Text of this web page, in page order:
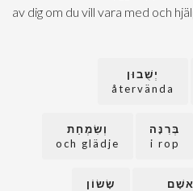
av dig om du vill vara med och
יְשֻׁבוּן
återvända
בְּרִנָּה
i rop
וְשִׂמְחַת
och glädje
שָׂשׂוֹן